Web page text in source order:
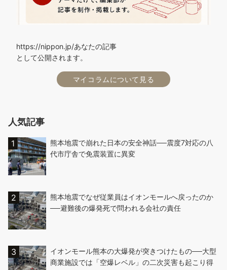
https://nippon.jp/あなたの記事
として公開されます。
マイコラムについて見る
人気記事
熊本地震で崩れた日本の安全神話──震度7対応の八
代市庁舎で免震装置に異変
熊本地震でなぜ従業員はイオンモールへ戻ったのか
──避難後の爆発死で問われる会社の責任
イオンモール熊本の大爆発が突きつけたもの──大型
商業施設では「空爆レベル」の二次災害も起こり得